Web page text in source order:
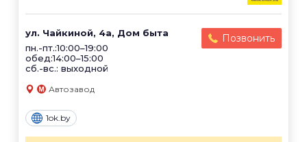
ул. Чайкиной, 4а, Дом быта
пн.-пт.:10:00–19:00
обед:14:00–15:00
сб.-вс.: выходной
Позвонить
Автозавод
1ok.by